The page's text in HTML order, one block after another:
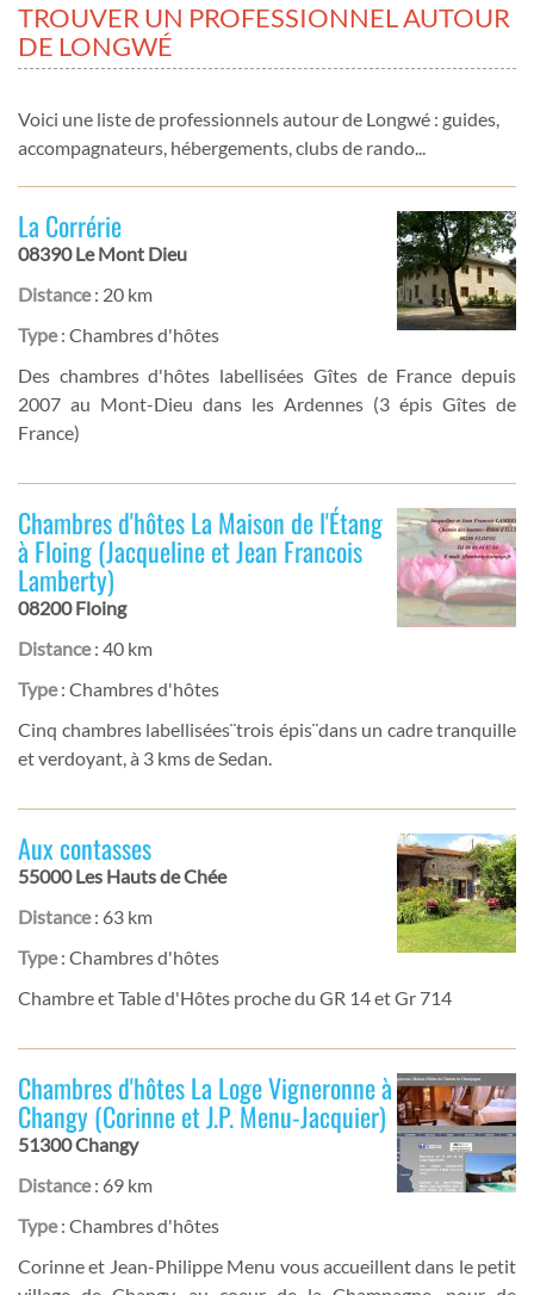
TROUVER UN PROFESSIONNEL AUTOUR
DE LONGWÉ
Voici une liste de professionnels autour de Longwé : guides,
accompagnateurs, hébergements, clubs de rando...
La Corrérie
08390 Le Mont Dieu
Distance: 20 km
Type: Chambres d'hôtes
Des chambres d'hôtes labellisées Gîtes de France depuis
2007 au Mont-Dieu dans les Ardennes (3 épis Gîtes de
France)
Chambres d'hôtes La Maison de l'Étang
à Floing (Jacqueline et Jean Francois
Lamberty)
08200 Floing
Distance: 40 km
Type: Chambres d'hôtes
Cinq chambres labellisées¨trois épis¨dans un cadre tranquille
et verdoyant, à 3 kms de Sedan.
Aux contasses
55000 Les Hauts de Chée
Distance: 63 km
Type: Chambres d'hôtes
Chambre et Table d'Hôtes proche du GR 14 et Gr 714
Chambres d'hôtes La Loge Vigneronne à
Changy (Corinne et J.P. Menu-Jacquier)
51300 Changy
Distance: 69 km
Type: Chambres d'hôtes
Corinne et Jean-Philippe Menu vous accueillent dans le petit